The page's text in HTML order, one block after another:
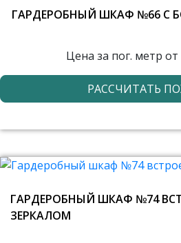
ГАРДЕРОБНЫЙ ШКАФ №66 С
Цена за пог. метр от
РАССЧИТАТЬ
ГАРДЕРОБНЫЙ ШКАФ №74
ЗЕРКАЛОМ